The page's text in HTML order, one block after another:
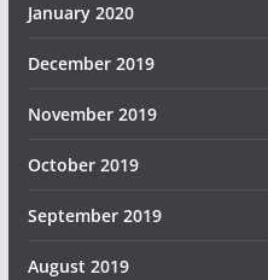
January 2020
December 2019
November 2019
October 2019
September 2019
August 2019